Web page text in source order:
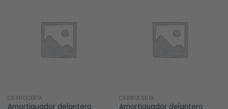
CARROCERÍA
Amortiguador delantero
CARROCERÍA
Amortiguador delantero